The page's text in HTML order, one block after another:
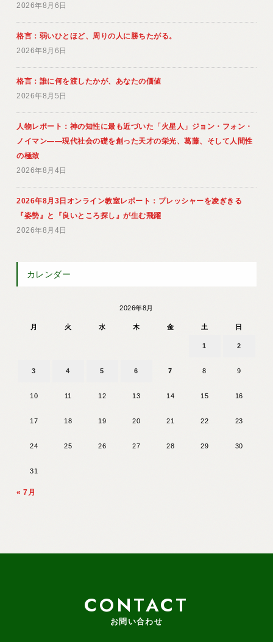
2026年8月6日
格言：弱いひとほど、周りの人に勝ちたがる。
2026年8月6日
格言：誰に何を渡したかが、あなたの価値
2026年8月5日
人物レポート：神の知性に最も近づいた「火星人」ジョン・フォン・
ノイマン――現代社会の礎を創った天才の栄光、葛藤、そして人間性
の極致
2026年8月4日
2026年8月3日オンライン教室レポート：プレッシャーを凌ぎきる
『姿勢』と『良いところ探し』が生む飛躍
2026年8月4日
カレンダー
2026年8月
月 火 水 木 金 土 日
1 2
3 4 5 6 7 8 9
10 11 12 13 14 15 16
17 18 19 20 21 22 23
24 25 26 27 28 29 30
31
« 7月
CONTACT
お問い合わせ